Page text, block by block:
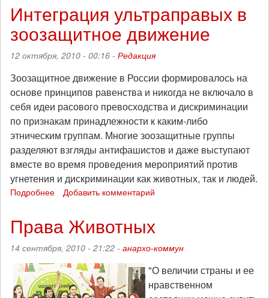
прошел
марш
против
уничтожения
природы
и
нарушения
прав
животных
Интеграция ультраправых в
зоозащитное движение
12 октября, 2010 - 00:16 - Редакция
Зоозащитное движение в России формировалось на
основе принципов равенства и никогда не включало в
себя идеи расового превосходства и дискриминации
по признакам принадлежности к каким-либо
этническим группам. Многие зоозащитные группы
разделяют взгляды антифашистов и даже выступают
вместе во время проведения мероприятий против
угнетения и дискриминации как животных, так и людей.
Подробнее
в
движение
Добавить комментарий
Права Животных
14 сентября, 2010 - 21:22 - анархо-коммун
"О величии страны и ее
нравственном